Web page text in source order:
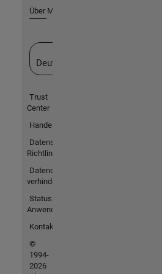
Über MathWorks
Deutschland
Trust
Center
Handelsmarken
Datenschutz-
Richtlinien
Datendiebstahl
verhindern
Status von
Anwendungen
Kontakt
©
1994-
2026